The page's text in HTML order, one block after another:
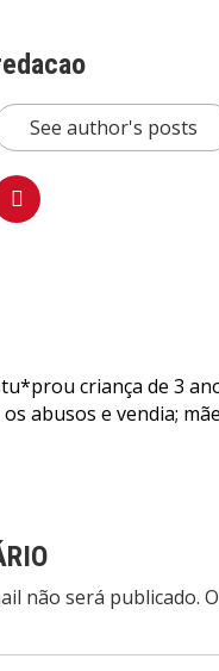
See author's posts
criança de 3
abusos e vendia; mãe
não será publicado.